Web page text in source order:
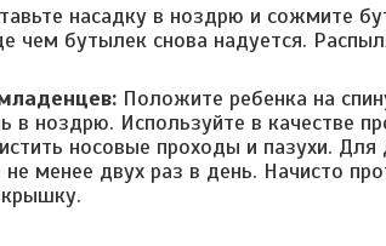
насадку в ноздрю и сожмите
чем бутылек снова надуется.
Положите ребенка на
в ноздрю. Используйте в качестве
носовые проходы и пазухи.
не менее двух раз в день. Начисто